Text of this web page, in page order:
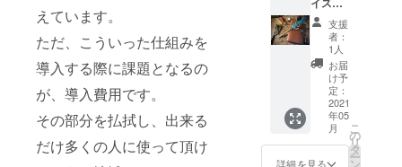
えています。
ただ、こういった仕組みを
導入する際に課題となるの
が、導入費用です。
その部分を払拭し、出来る
だけ多くの人に使って頂け
は異な
る可能
性がご
ざいま
す。
楽やイ
ラスト
を通し
て自分
の思い
や感性
を表
現。 こ
の春中
学を卒
購入す
る事も
可能で
す。 ※
アプリ
内で一
度に表
示でき
るのは
一つだ
ご入力
下さ
い。 ◆
プロ
フィー
ル◆ 詩
愛（し
あ）
2005年
大阪市
生ま
トにし
ていま
す。 素
材を組
み合わ
せれ
ば、一
例とし
て挙げ
ている
マジッ
クワン
んで
扱って
いる羽
ペンの
セット
リター
ンで
す。 イ
ンクや
封蠟、
翼のつ
支援
者：
1人
お届
け予
定：
2021
年05
月
詳細を見る
こ
の
リ
タ
ー
ン